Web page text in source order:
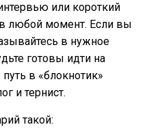
или короткий
любой момент. Если вы
в нужное
готовы идти на
в «блокнотик»
и тернист.
такой: